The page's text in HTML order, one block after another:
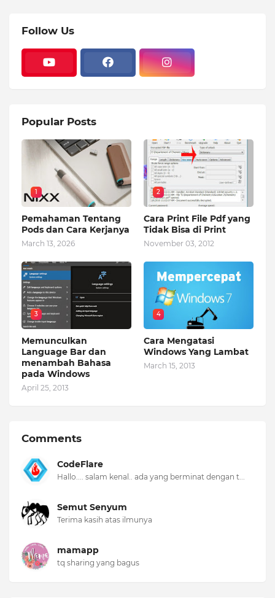
Follow Us
Popular Posts
1
Pemahaman Tentang
Pods dan Cara Kerjanya
March 13, 2026
2
Cara Print File Pdf yang
Tidak Bisa di Print
November 03, 2012
3
Memunculkan
Language Bar dan
menambah Bahasa
pada Windows
April 25, 2013
4
Cara Mengatasi
Windows Yang Lambat
March 15, 2013
Comments
CodeFlare
Hallo.... salam kenal.. ada yang berminat dengan t...
Semut Senyum
Terima kasih atas ilmunya
mamapp
tq sharing yang bagus